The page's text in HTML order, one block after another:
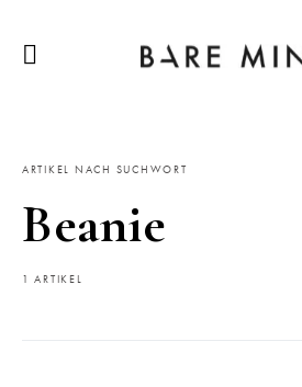
ARTIKEL NACH SUCHWORT
Beanie
1 ARTIKEL